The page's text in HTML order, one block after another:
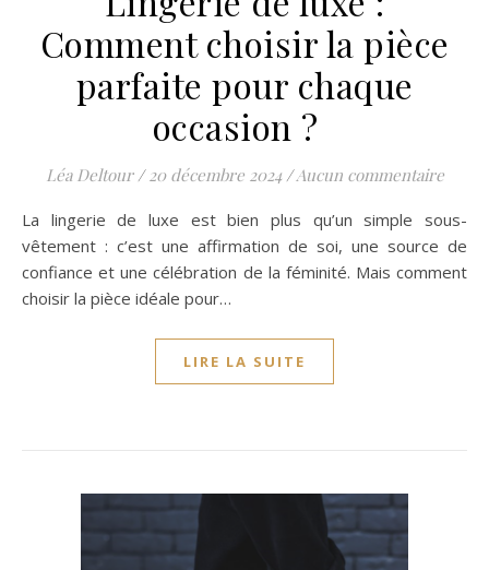
Comment choisir la pièce
parfaite pour chaque
occasion ?
Léa Deltour / 20 décembre 2024 /Aucun commentaire
La lingerie de luxe est bien plus qu’un simple sous-
vêtement : c’est une affirmation de soi, une source de
confiance et une célébration de la féminité. Mais comment
choisir la pièce idéale pour…
LIRE LA SUITE